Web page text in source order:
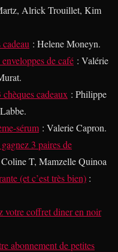
Alrick Trouillet, Kim
: Helene Moneyn.
de café : Valérie
cadeaux : Philippe
sérum : Valerie Capron.
3 paires de
T, Mamzelle Quinoa
(et c’est très bien) :
votre coffret diner en noir
abonnement de petites